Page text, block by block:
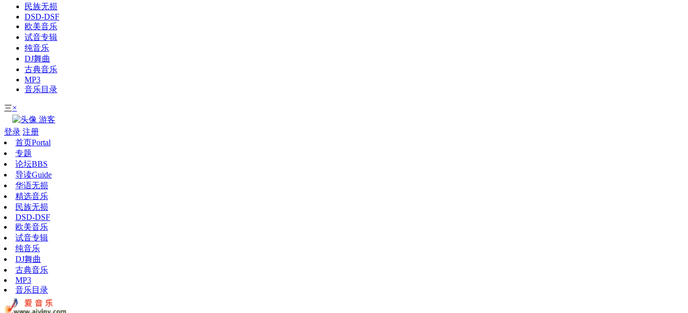
民族无损
DSD-DSF
欧美音乐
试音专辑
纯音乐
DJ舞曲
古典音乐
MP3
音乐目录
三×
游客
登录 注册
首页Portal
专题
论坛BBS
导读Guide
华语无损
精选音乐
民族无损
DSD-DSF
欧美音乐
试音专辑
纯音乐
DJ舞曲
古典音乐
MP3
音乐目录